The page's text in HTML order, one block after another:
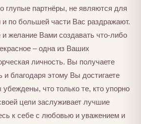
глупые партнёры, не являются для
по большей части Вас раздражают.
желание Вами создавать что-либо
– одна из Ваших
личность. Вы получаете
благодаря этому Вы достигаете
что только те, кто упорно
цели заслуживает лучшие
к себе с любовью и уважением и